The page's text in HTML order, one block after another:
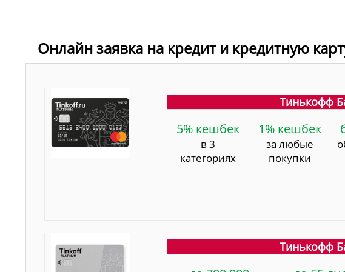
Онлайн заявка на кредит и кредитную
Тинькофф
5% кешбек
в 3
категориях
1% кешбек
за любые
покупки
Тинькофф